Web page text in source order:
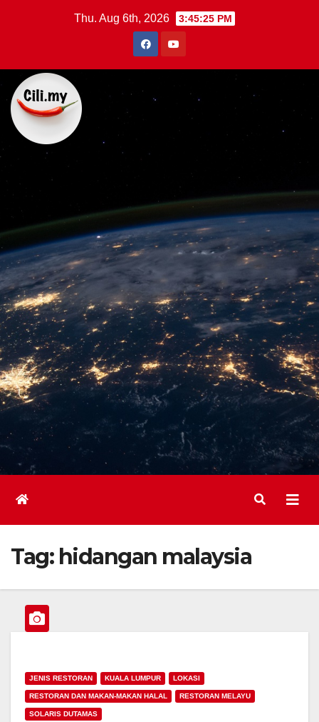
Thu. Aug 6th, 2026 3:45:26 PM
Tag: hidangan malaysia
JENIS RESTORAN KUALA LUMPUR LOKASI
RESTORAN DAN MAKAN-MAKAN HALAL RESTORAN MELAYU
SOLARIS DUTAMAS